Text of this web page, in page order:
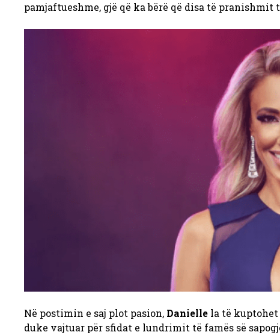
pamjaftueshme, gjë që ka bërë që disa të
Në postimin e saj plot pasion, Danielle la të
duke vajtuar për sfidat e lundrimit të famës së